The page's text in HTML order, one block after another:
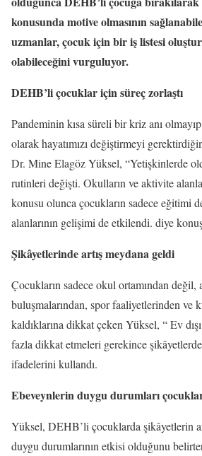
konusunda motive olmasının
uzmanlar, çocuk için bir iş listesi
olabileceğini vurguluyor.
DEHB’li çocuklar için süreç zorlaştı
Pandeminin kısa süreli bir kriz anı
olarak hayatımızı değiştirmeyi
Dr. Mine Elagöz Yüksel, “Yetişkinlerde
rutinleri değişti. Okulların ve aktivite
konusu olunca çocukların sadece eğitimi
alanlarının gelişimi de etkilendi. diye
Şikâyetlerinde artış meydana geldi
Çocukların sadece okul ortamından değil,
buluşmalarından, spor faaliyetlerinden ve
kaldıklarına dikkat çeken Yüksel, “ Ev
fazla dikkat etmeleri gerekince
ifadelerini kullandı.
Ebeveynlerin duygu durumları
Yüksel, DEHB’li çocuklarda şikâyetlerin
duygu durumlarının etkisi olduğunu